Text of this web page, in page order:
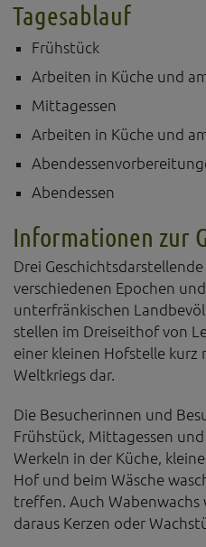
Diese Website nutzt Matomo
Seitenaufrufe als Statistik. Die
Übertragung an Dritte erfolgt nicht.
AnonymizeIP zur Anonymisierung
werden kann.
YouTube / Vimeo
Videos werden über die Plattformen
bewirkt laut YouTube, dass
ansehen.
Eingebundene Inhalte
Optional sind externe Inhalte auf
eingebunden. Das können
oder auch Anwendungen einer
Tagesablauf
Frühstück
Arbeiten in Küche und
Mittagessen
Arbeiten in Küche und
Abendessen
Informationen zur
Drei
verschiedenen Epochen
unterfränkischen
stellen im Dreiseithof von
einer kleinen Hofstelle kurz
Weltkriegs dar.
Die Besucherinnen und
Frühstück, Mittagessen
Werkeln in der Küche,
Hof und beim Wäsche
treffen. Auch Wabenwachs
daraus Kerzen oder